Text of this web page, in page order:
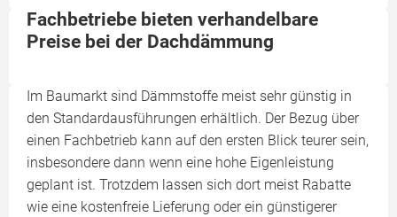
Fachbetriebe bieten verhandelbare
Preise bei der Dachdämmung
Im Baumarkt sind Dämmstoffe meist sehr günstig in
den Standardausführungen erhältlich. Der Bezug über
einen Fachbetrieb kann auf den ersten Blick teurer sein,
insbesondere dann wenn eine hohe Eigenleistung
geplant ist. Trotzdem lassen sich dort meist Rabatte
wie eine kostenfreie Lieferung oder ein günstigerer